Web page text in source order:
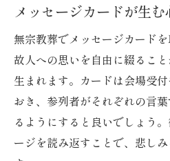
メッセージカードが生
無宗教葬でメッセージカード
故人への思いを自由に綴るこ
生まれます。カードは会場受
おき、参列者がそれぞれの言
るようにすると良いでしょう
ージを読み返すことで、悲し